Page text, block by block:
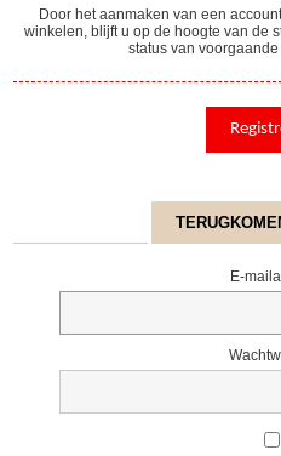
Door het aanmaken van een
winkelen, blijft u op de hoogte van de
status van
E-